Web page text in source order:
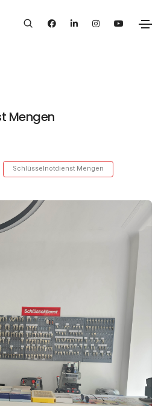
Mengen
Schlüsselnotdienst Mengen